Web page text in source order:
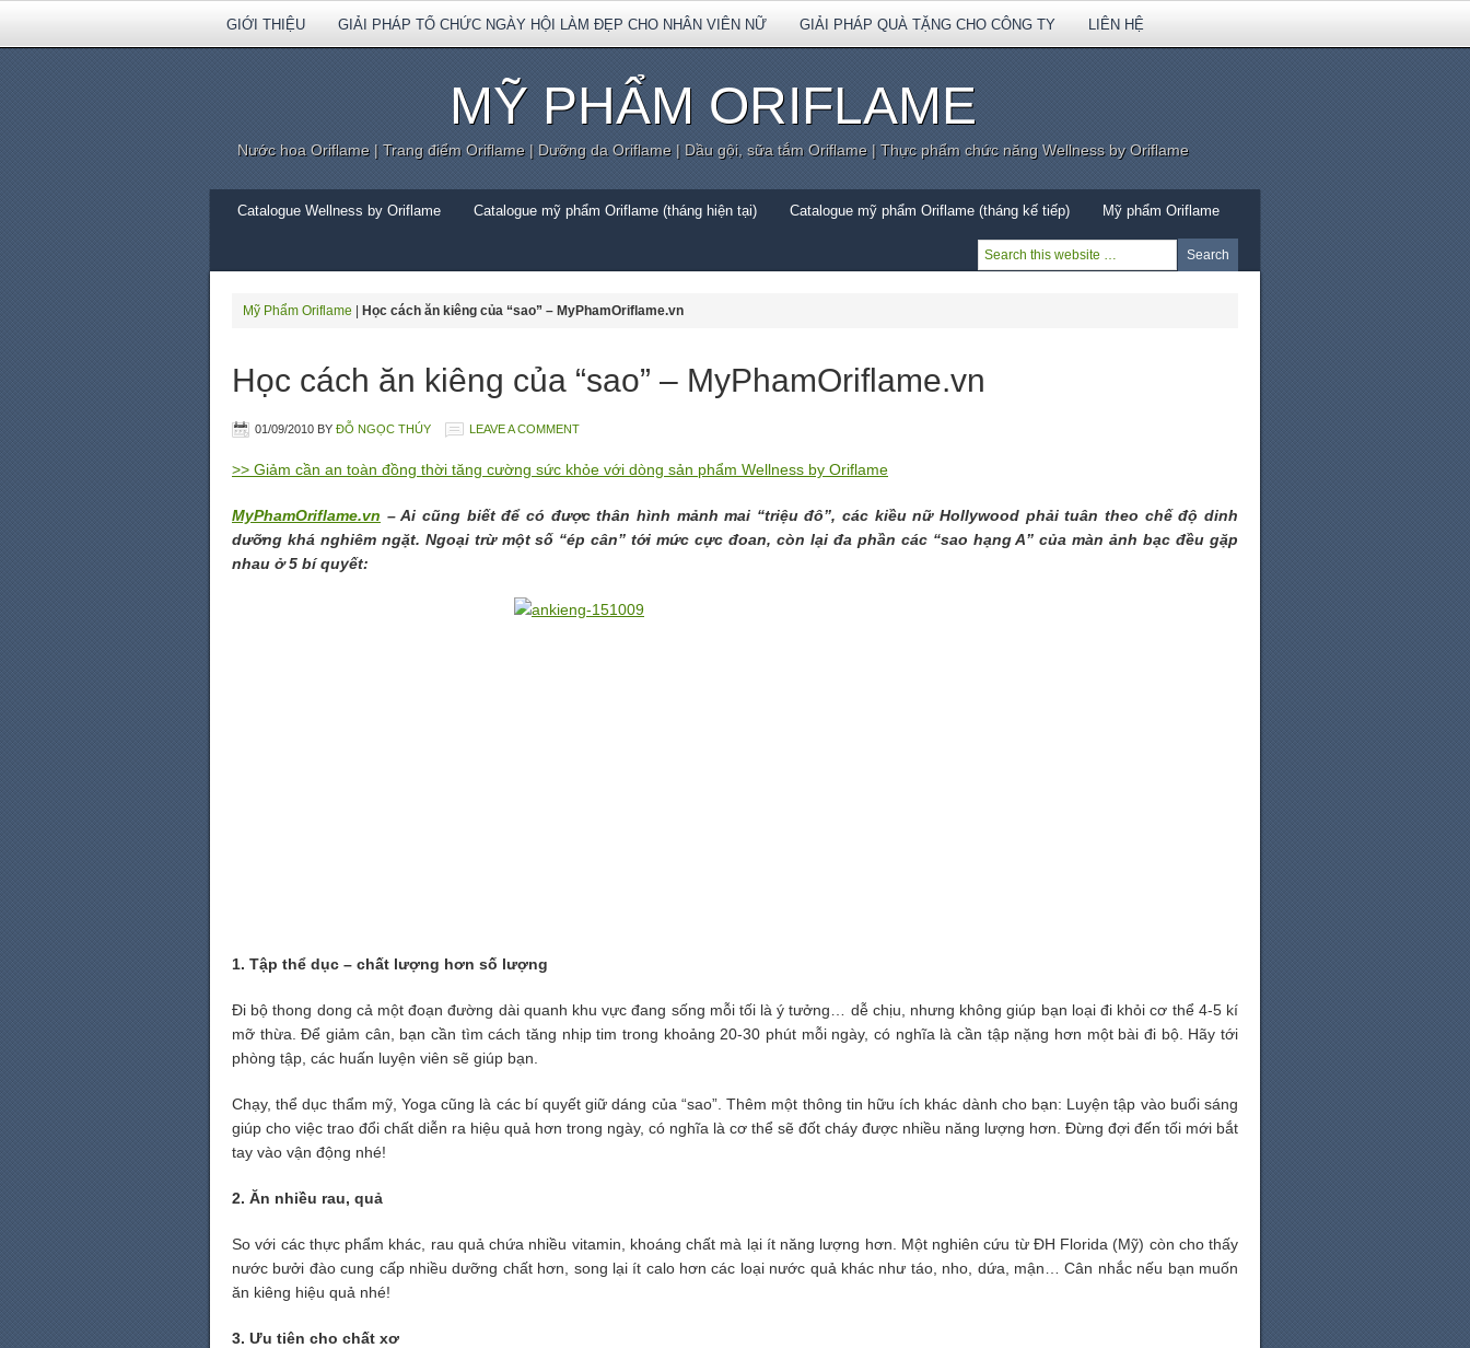
GIỚI THIỆU GIẢI PHÁP TỔ CHỨC NGÀY HỘI LÀM ĐẸP CHO NHÂN VIÊN NỮ GIẢI PHÁP QUÀ TẶNG CHO CÔNG TY LIÊN HỆ
MỸ PHẨM ORIFLAME
Nước hoa Oriflame | Trang điểm Oriflame | Dưỡng da Oriflame | Dầu gội, sữa tắm Oriflame | Thực phẩm chức năng Wellness by Oriflame
Catalogue Wellness by Oriflame Catalogue mỹ phẩm Oriflame (tháng hiện tại) Catalogue mỹ phẩm Oriflame (tháng kế tiếp) Mỹ phẩm Oriflame
Mỹ Phẩm Oriflame Học cách ăn kiêng của “sao” – MyPhamOriflame.vn
Học cách ăn kiêng của “sao” – MyPhamOriflame.vn
01/09/2010 BY ĐỖ NGỌC THÚY LEAVE A COMMENT
>> Giảm cần an toàn đồng thời tăng cường sức khỏe với dòng sản phẩm Wellness by Oriflame
MyPhamOriflame.vn – Ai cũng biết để có được thân hình mảnh mai “triệu đô”, các kiều nữ Hollywood phải tuân theo chế độ dinh
dưỡng khá nghiêm ngặt. Ngoại trừ một số “ép cân” tới mức cực đoan, còn lại đa phần các “sao hạng A” của màn ảnh bạc đều gặp
nhau ở 5 bí quyết:
1. Tập thể dục – chất lượng hơn số lượng
Đi bộ thong dong cả một đoạn đường dài quanh khu vực đang sống mỗi tối là ý tưởng… dễ chịu, nhưng không giúp bạn loại đi khỏi cơ thể 4-5 kí
mỡ thừa. Để giảm cân, bạn cần tìm cách tăng nhịp tim trong khoảng 20-30 phút mỗi ngày, có nghĩa là cần tập nặng hơn một bài đi bộ. Hãy tới
phòng tập, các huấn luyện viên sẽ giúp bạn.
Chạy, thể dục thẩm mỹ, Yoga cũng là các bí quyết giữ dáng của “sao”. Thêm một thông tin hữu ích khác dành cho bạn: Luyện tập vào buổi sáng
giúp cho việc trao đổi chất diễn ra hiệu quả hơn trong ngày, có nghĩa là cơ thể sẽ đốt cháy được nhiều năng lượng hơn. Đừng đợi đến tối mới bắt
tay vào vận động nhé!
2. Ăn nhiều rau, quả
So với các thực phẩm khác, rau quả chứa nhiều vitamin, khoáng chất mà lại ít năng lượng hơn. Một nghiên cứu từ ĐH Florida (Mỹ) còn cho thấy
nước bưởi đào cung cấp nhiều dưỡng chất hơn, song lại ít calo hơn các loại nước quả khác như táo, nho, dứa, mận… Cân nhắc nếu bạn muốn
ăn kiêng hiệu quả nhé!
3. Ưu tiên cho chất xơ